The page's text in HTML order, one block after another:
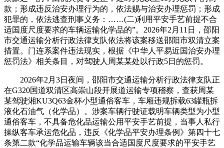
款；形成违反治安办理行为的，依法赐与治安办理惩罚；形成
犯罪的，依法逃查刑事义务：……(二)利用平安手艺前提不合
适国度尺度要求的车辆运输化学品的”。2026年2月11日，邵阳
市交通运输分析行政法律支队依法将该案移送邵阳市双清立案
措置。门连系案件违法现实，根据《中华人平易近国治安办理
惩罚法》相关条目，对驾驶人周某某处以行政5日的惩罚。
2026年2月3日夜间，邵阳市交通运输分析行政法律支队正
在G320国道双清区高崇山段开展道运输专项稽察，查获周某
某驾驶湘KU3Q63金杯小型通俗客车，车厢违规拆载63罐瓶拆
液化石油气（化学品）。涉案车辆行驶证载明车辆类型为小型
通俗客车，不具备危化品运输公用平安手艺前提，当事人私行
操纵客车承运危化品，违反《化学品平安办理条例》第四十七
条第二款“化学品运输车辆该当合适国度尺度要求的平安手艺